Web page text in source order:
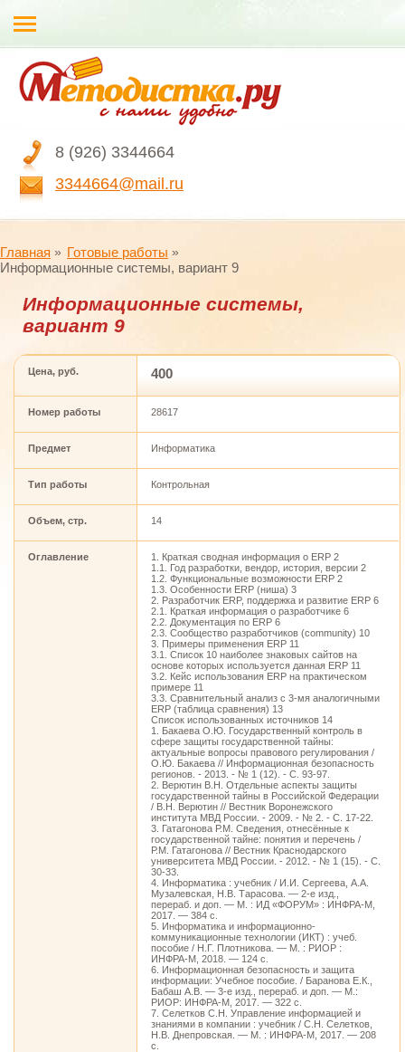
8 (926) 3344664
3344664@mail.ru
Главная
Готовые работы
Информационные системы, вариант 9
Информационные системы,
вариант 9
Цена, руб. 400
Номер работы 28617
Предмет Информатика
Тип работы Контрольная
Объем, стр. 14
Оглавление
1. Краткая сводная информация о ERP 2
1.1. Год разработки, вендор, история, версии 2
1.2. Функциональные возможности ERP 2
1.3. Особенности ERP (ниша) 3
2. Разработчик ERP, поддержка и развитие ERP 6
2.1. Краткая информация о разработчике 6
2.2. Документация по ERP 6
2.3. Сообщество разработчиков (community) 10
3. Примеры применения ERP 11
3.1. Список 10 наиболее знаковых сайтов на
основе которых используется данная ERP 11
3.2. Кейс использования ERP на практическом
примере 11
3.3. Сравнительный анализ с 3-мя аналогичными
ERP (таблица сравнения) 13
Список использованных источников 14
1. Бакаева О.Ю. Государственный контроль в
сфере защиты государственной тайны:
актуальные вопросы правового регулирования /
О.Ю. Бакаева // Информационная безопасность
регионов. - 2013. - № 1 (12). - С. 93-97.
2. Верютин В.Н. Отдельные аспекты защиты
государственной тайны в Российской Федерации
/ В.Н. Верютин // Вестник Воронежского
института МВД России. - 2009. - № 2. - С. 17-22.
3. Гатагонова Р.М. Сведения, отнесённые к
государственной тайне: понятия и перечень /
Р.М. Гатагонова // Вестник Краснодарского
университета МВД России. - 2012. - № 1 (15). - С.
30-33.
4. Информатика : учебник / И.И. Сергеева, А.А.
Музалевская, Н.В. Тарасова. — 2-е изд.,
перераб. и доп. — М. : ИД «ФОРУМ» : ИНФРА-М,
2017. — 384 с.
5. Информатика и информационно-
коммуникационные технологии (ИКТ) : учеб.
пособие / Н.Г. Плотникова. — М. : РИОР :
ИНФРА-М, 2018. — 124 с.
6. Информационная безопасность и защита
информации: Учебное пособие. / Баранова Е.К.,
Бабаш А.В. — 3-е изд., перераб. и доп. — М.:
РИОР: ИНФРА-М, 2017. — 322 с.
7. Селетков С.Н. Управление информацией и
знаниями в компании : учебник / С.Н. Селетков,
Н.В. Днепровская. — М. : ИНФРА-М, 2017. — 208
с.